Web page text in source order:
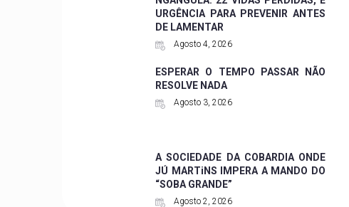
URGÊNCIA PARA PREVENIR ANTES
DE LAMENTAR
Agosto 4, 2026
ESPERAR O TEMPO PASSAR NÃO
RESOLVE NADA
Agosto 3, 2026
A SOCIEDADE DA COBARDIA ONDE
JÚ MARTiNS IMPERA A MANDO DO
“SOBA GRANDE”
Agosto 2, 2026